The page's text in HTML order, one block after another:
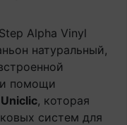
Alpha Vinyl
натуральный,
помощи
Uniclic, которая
систем для